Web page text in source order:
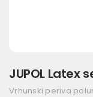
JUPOL Latex
Vrhunski periva